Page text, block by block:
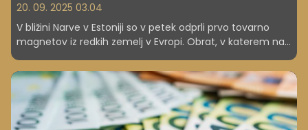
20. 09. 2025 03.04
V bližini Narve v Estoniji so v petek odprli prvo tovarno
magnetov iz redkih zemelj v Evropi. Obrat, v katerem naj
bi delo našlo do 1000 oseb, bo po napovedih Evropske
komisije močno povečal strateško avtonomijo in
konkurenčnost Evrope na področju zelenega in
industrijskega prehoda.